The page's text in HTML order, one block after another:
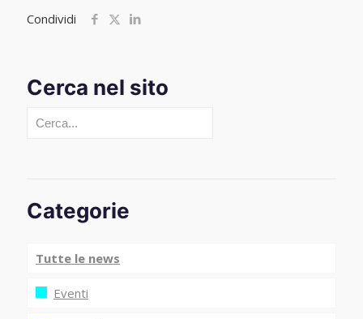
Condividi
Cerca nel sito
Cerca
Categorie
Tutte le news
Eventi